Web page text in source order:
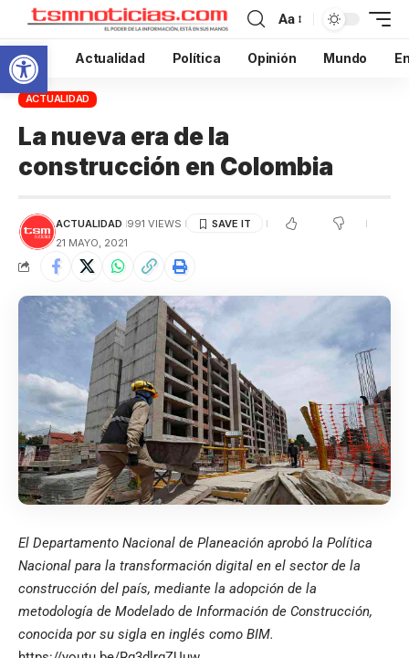
Abrir barra de herramientas
Aa
Inicio Actualidad Política Opinión Mundo
ACTUALIDAD
La nueva era de la
construcción en Colombia
ACTUALIDAD 991 VIEWS
21 MAYO, 2021
El Departamento Nacional de Planeación aprobó la Política
Nacional para la transformación digital en el sector de la
construcción del país, mediante la adopción de la
metodología de Modelado de Información de Construcción,
conocida por su sigla en inglés como BIM.